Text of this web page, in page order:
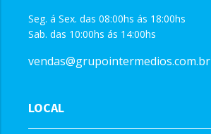
Seg. á Sex. das 08:00hs ás 18:00hs
Sab. das 10:00hs ás 14:00hs
vendas@grupointermedios.com.br
LOCAL